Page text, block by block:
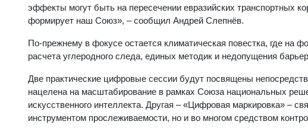
эффекты могут быть на пересечении евразийских транспортных
формирует наш Союз», – сообщил Андрей Слепнёв.
По-прежнему в фокусе остается климатическая повестка, где
расчета углеродного следа, единых методик и недопущения
Две практические цифровые сессии будут посвящены
нацелена на масштабирование в рамках Союза национальных
искусственного интеллекта. Другая – «Цифровая маркировка» –
инструментом прослеживаемости, но и во многом средством